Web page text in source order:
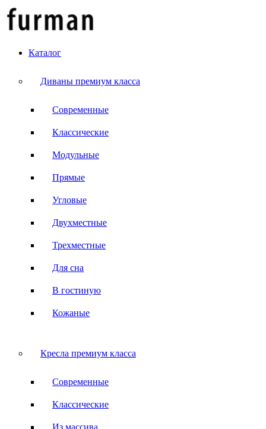
Каталог
Диваны премиум класса
Современные
Классические
Модульные
Прямые
Угловые
Двухместные
Трехместные
Для сна
В гостиную
Кожаные
Кресла премиум класса
Современные
Классические
Из массива